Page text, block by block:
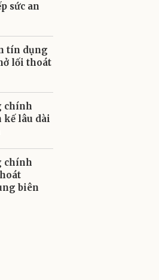
sức an
tín dụng
lối thoát
chính
kế lâu dài
chính
biên